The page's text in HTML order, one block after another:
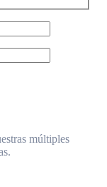
múltiples